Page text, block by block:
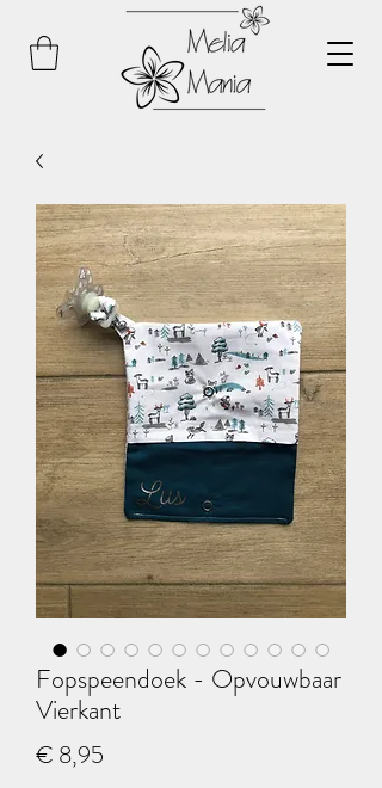
Fopspeendoek - Opvouwbaar
Vierkant
€ 8,95